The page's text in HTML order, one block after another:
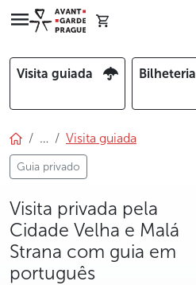
Visita guiada Bilheteria
… Visita guiada
Guia privado
Visita privada pela
Cidade Velha e Malá
Strana com guia em
português